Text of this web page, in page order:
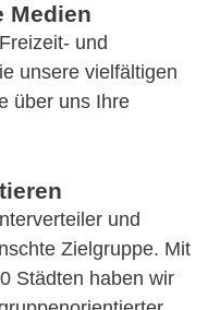
Medien
und
unsere vielfältigen
über uns Ihre
und
Zielgruppe. Mit
Städten haben wir